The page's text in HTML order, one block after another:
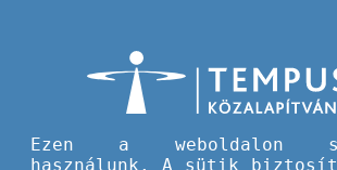
20 éve a
20 éve a
Ezen a weboldalon
használunk. A sütik